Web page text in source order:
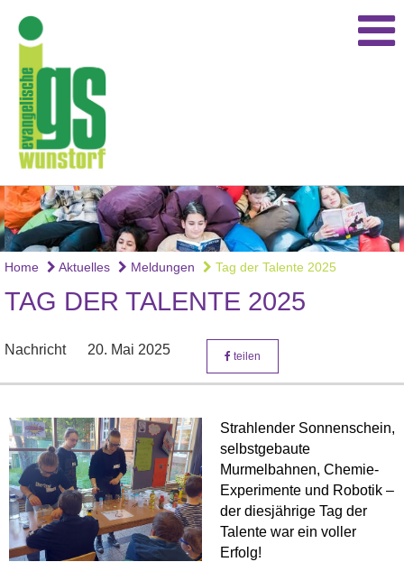
Home Aktuelles Meldungen Tag der Talente 2025
TAG DER TALENTE 2025
Nachricht 20. Mai 2025 teilen
Strahlender Sonnenschein,
selbstgebaute
Murmelbahnen, Chemie-
Experimente und Robotik –
der diesjährige Tag der
Talente war ein voller
Erfolg!